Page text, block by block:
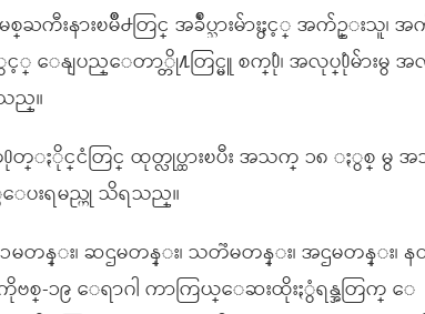
ကီးနားၿမိဳ႕တြင္ အခ်ဳပ္သားမ်ားႏွင့္ အက်ဥ္းသူ၊
င့္ ေနျပည္ေတာ္တို႔တြင္မူ စက္႐ုံ၊ အလုပ္႐ုံမ်ားမွ
ည္။
တ္ႏိုင္ငံတြင္ ထုတ္လုပ္ထားၿပီး အသက္ ၁၈ ႏွစ္ မွ
ပးရမည္ဟု သိရသည္။
း၊ ဆဌမတန္း၊ သတၱမတန္း၊ အဌမတန္း၊ န
-၁၉ ေရာဂါ ကာကြယ္ေဆးထိုးႏွံရန္အတြက္ ေ